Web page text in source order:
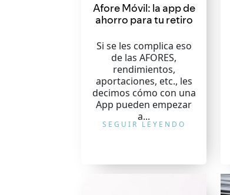
Afore Móvil: la app de
ahorro para tu retiro
Si se les complica eso
de las AFORES,
rendimientos,
aportaciones, etc., les
decimos cómo con una
App pueden empezar
a...
SEGUIR LEYENDO